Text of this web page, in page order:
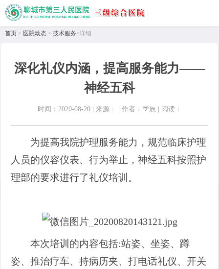
首页 > 医院动态 > 技术服务>详细
深化礼仪内涵，提高服务能力——
神经五科
时间：2020-08-20 | 来源： | 作者：🌴辰 | 阅读：
为提高我院护理服务能力，规范临床护理
人员的仪容仪表、行为举止，神经五科按照护
理部的要求进行了礼仪培训。
本次培训的内容包括:站姿、坐姿、蹲
姿、推治疗车、持病历夹、打电话礼仪、开关